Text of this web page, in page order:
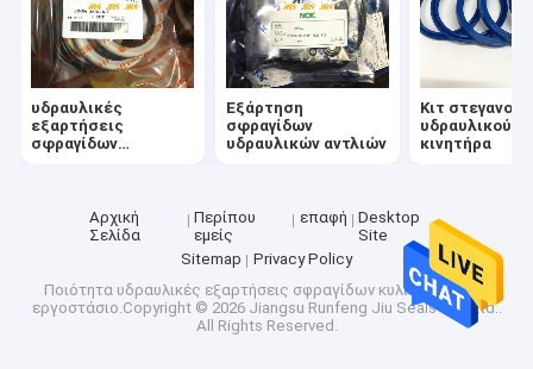
υδραυλικές
εξαρτήσεις
σφραγίδων
Εξάρτηση
σφραγίδων
υδραυλικών αντλιών
Κιτ
υδραυλικού
κινητήρα
Αρχική
Σελίδα
Περίπου
εμείς
επαφή
Desktop
Site
Sitemap
Privacy Policy
Ποιότητα υδραυλικές εξαρτήσεις σφραγίδων κυλίνδρωνΚίνα
εργοστάσιο.Copyright © 2026 Jiangsu Runfeng Jiu Seals Co., Ltd..
All Rights Reserved.